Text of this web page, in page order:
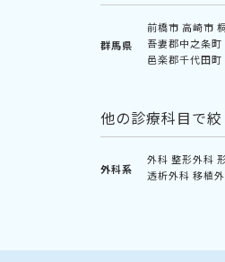
群馬県
前橋市 高崎市
吾妻郡中之条町
邑楽郡千代田町
他の診療科目で
外科系
外科 整形外科
透析外科 移植